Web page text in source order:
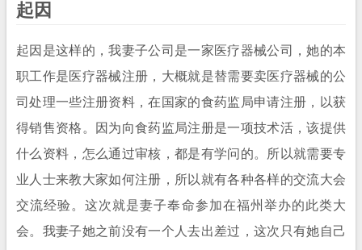
起因
起因是这样的，我妻子公司是一家医疗器械公司，她的本
职工作是医疗器械注册，大概就是替需要卖医疗器械的公
司处理一些注册资料，在国家的食药监局申请注册，以获
得销售资格。因为向食药监局注册是一项技术活，该提供
什么资料，怎么通过审核，都是有学问的。所以就需要专
业人士来教大家如何注册，所以就有各种各样的交流大会
交流经验。这次就是妻子奉命参加在福州举办的此类大
会。我妻子她之前没有一个人去出差过，这次只有她自己